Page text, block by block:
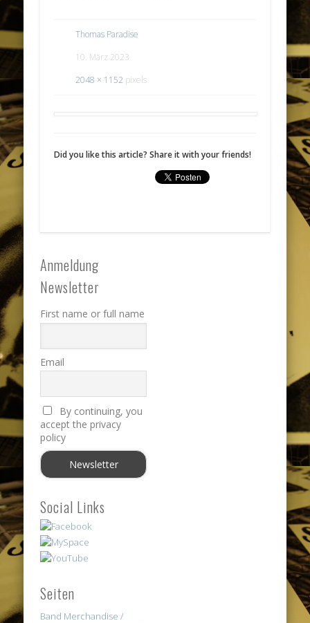
Thomas Paradise
10. März 2023
2048 × 1152 pixels
Did you like this article? Share it with your friends!
Anmeldung
Newsletter
First name or full name
Email
By continuing, you
accept the privacy
policy
Social Links
Seiten
Band Merchandise /